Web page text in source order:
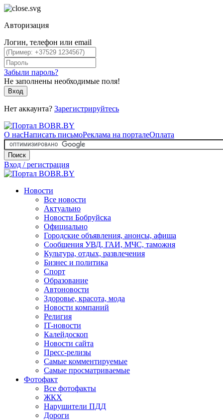
Авторизация
Логин, телефон или email
Забыли пароль?
Не заполнены необходимые поля!
Вход
Нет аккаунта? Зарегистрируйтесь
О насНаписать письмоРеклама на порталеОплата
Поиск
Вход / регистрация
Новости
Все новости
Актуально
Новости Бобруйска
Официально
Городские объявления, анонсы, афиша
Сообщения УВД, ГАИ, МЧС, таможня
Культура, отдых, развлечения
Бизнес и политика
Спорт
Образование
Автоновости
Здоровье, красота, мода
Новости компаний
Религия
IT-новости
Калейдоскоп
Новости сайта
Пресс-релизы
Самые комментируемые
Самые просматриваемые
Фотофакт
Все фотофакты
ЖКХ
Нарушители ПДД
Дороги